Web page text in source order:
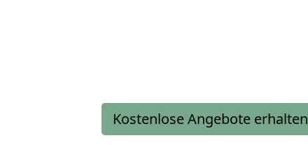
Kostenlose Angebote erhalten